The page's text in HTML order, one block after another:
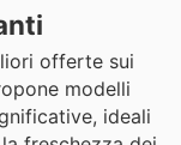
offerte sui
modelli
ideali